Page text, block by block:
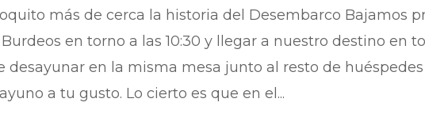
más de cerca la historia del Desembarco Bajamos
en torno a las 10:30 y llegar a nuestro destino en
desayunar en la misma mesa junto al resto de huéspedes
a tu gusto. Lo cierto es que en el...